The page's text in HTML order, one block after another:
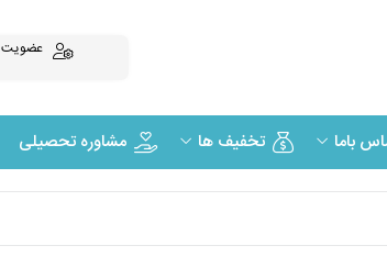
عضویت
باما تخفیف ها مشاوره تحصیلی